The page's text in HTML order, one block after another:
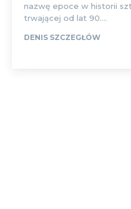
nazwę epoce w historii
trwającej od lat 90....
DENIS SZCZEGŁÓW